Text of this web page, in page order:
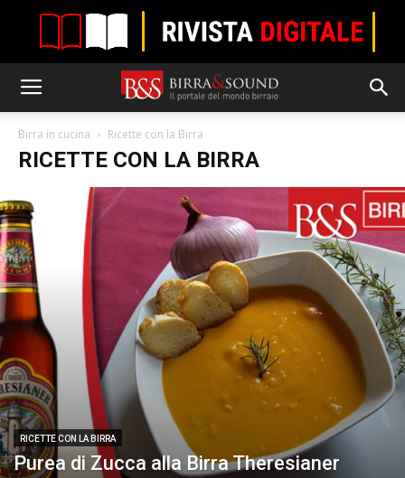
Birra in cucina Ricette con la Birra
RICETTE CON LA BIRRA
RICETTE CON LA BIRRA
Purea di Zucca alla Birra Theresianer